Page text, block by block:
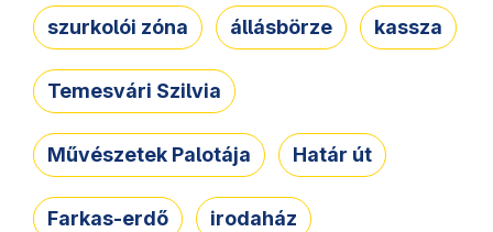
szurkolói zóna állásbörze kassza
Temesvári Szilvia
Művészetek Palotája Határ út
Farkas-erdő irodaház